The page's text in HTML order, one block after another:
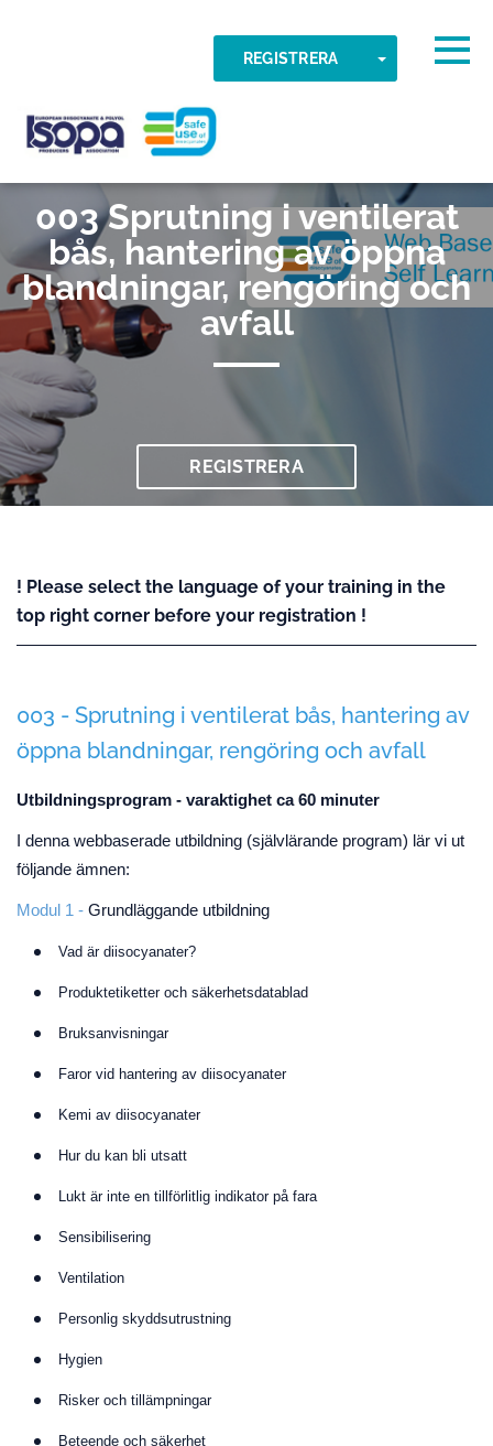
REGISTRERA TOGGLE
ISOPA-AISBL
003 Sprutning i ventilerat
bås, hantering av öppna
blandningar, rengöring och
avfall
REGISTRERA
! Please select the language of your training in the
top right corner before your registration !
003 - Sprutning i ventilerat bås, hantering av
öppna blandningar, rengöring och avfall
Utbildningsprogram - varaktighet ca 60 minuter
I denna webbaserade utbildning (självlärande program) lär vi ut
följande ämnen:
Modul 1 - Grundläggande utbildning
Vad är diisocyanater?
Produktetiketter och säkerhetsdatablad
Bruksanvisningar
Faror vid hantering av diisocyanater
Kemi av diisocyanater
Hur du kan bli utsatt
Lukt är inte en tillförlitlig indikator på fara
Sensibilisering
Ventilation
Personlig skyddsutrustning
Hygien
Risker och tillämpningar
Beteende och säkerhet